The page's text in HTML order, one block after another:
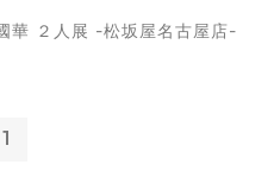
華 ２人展 -松坂屋名古屋店-
1